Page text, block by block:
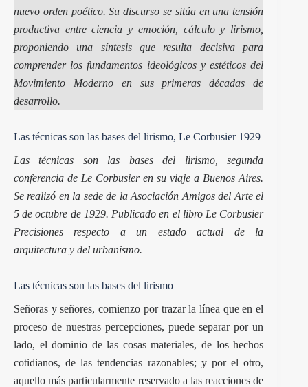
nuevo orden poético. Su discurso se sitúa en una tensión
productiva entre ciencia y emoción, cálculo y lirismo,
proponiendo una síntesis que resulta decisiva para
comprender los fundamentos ideológicos y estéticos del
Movimiento Moderno en sus primeras décadas de
desarrollo.
Las técnicas son las bases del lirismo, Le Corbusier 1929
Las técnicas son las bases del lirismo, segunda
conferencia de Le Corbusier en su viaje a Buenos Aires.
Se realizó en la sede de la Asociación Amigos del Arte el
5 de octubre de 1929. Publicado en el libro Le Corbusier
Precisiones respecto a un estado actual de la
arquitectura y del urbanismo.
Las técnicas son las bases del lirismo
Señoras y señores, comienzo por trazar la línea que en el
proceso de nuestras percepciones, puede separar por un
lado, el dominio de las cosas materiales, de los hechos
cotidianos, de las tendencias razonables; y por el otro,
aquello más particularmente reservado a las reacciones de